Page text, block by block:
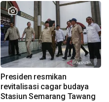
Presiden resmikan
revitalisasi cagar budaya
Stasiun Semarang Tawang